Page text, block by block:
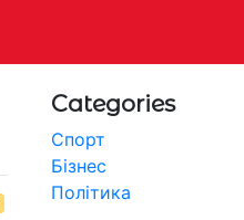
Categories
Спорт
Бізнес
Політика